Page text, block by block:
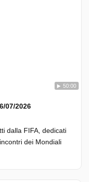
50:00
07/2026
dalla FIFA, dedicati
dei Mondiali